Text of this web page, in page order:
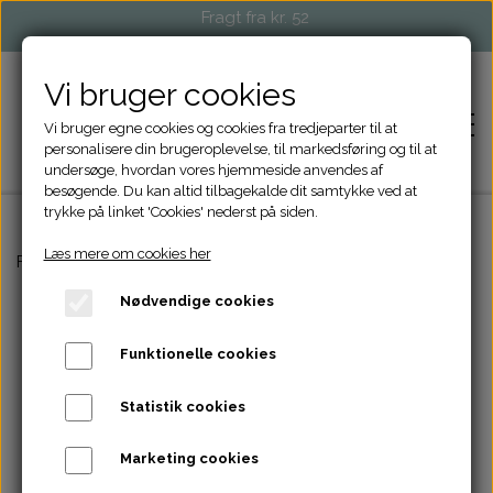
Fragt fra kr. 52
FORSIDE
FORHANDLERE
Forside Tasker og Punge
Vi bruger cookies
Vi bruger egne cookies og cookies fra tredjeparter til at
personalisere din brugeroplevelse, til markedsføring og til at
undersøge, hvordan vores hjemmeside anvendes af
besøgende. Du kan altid tilbagekalde dit samtykke ved at
trykke på linket 'Cookies' nederst på siden.
Læs mere om cookies her
Nødvendige cookies
Funktionelle cookies
Statistik cookies
Marketing cookies